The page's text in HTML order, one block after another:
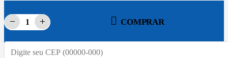
COMPRAR